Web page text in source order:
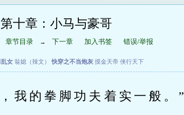
第十章：小马与豪哥
章节目录 → 下一章 加入书签 错误/举报
女 翁媳（辣文） 快穿之不当炮灰 摸金天帝 侠行天下
的拳脚功夫着实一般。”